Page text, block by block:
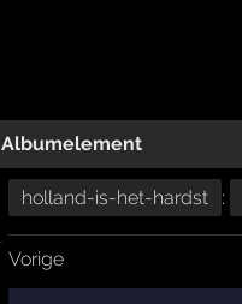
Albumelement
holland-is-het-hardst :
Vorige